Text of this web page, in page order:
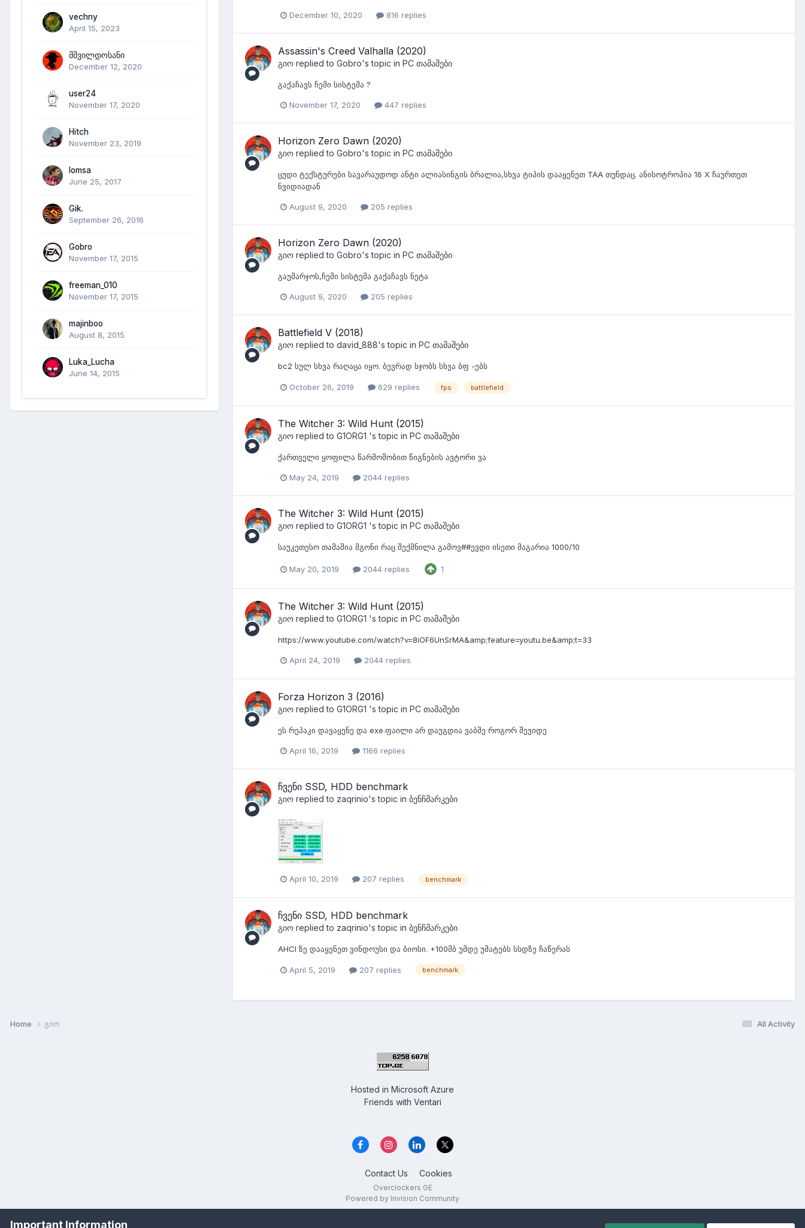
vechny
April 15, 2023
მშვილდოსანი
December 12, 2020
user24
November 17, 2020
Hitch
November 23, 2019
lomsa
June 25, 2017
Gik.
September 26, 2016
Gobro
November 17, 2015
freeman_010
November 17, 2015
majinboo
August 8, 2015
Luka_Lucha
June 14, 2015
December 10, 2020 816 replies
Assassin's Creed Valhalla (2020)
გიო replied to Gobro's topic in PC თამაშები
გაქაჩავს ჩემი სისტემა ?
November 17, 2020 447 replies
Horizon Zero Dawn (2020)
გიო replied to Gobro's topic in PC თამაშები
ცუდი ტექსტურები სავარაუდოდ ანტი ალიასინგის ბრალია,სხვა ტიპის დააყენეთ TAA თუნდაც. ანისოტროპია 16 X ჩაურთეთ
ნვიდიადან
August 9, 2020 205 replies
Horizon Zero Dawn (2020)
გიო replied to Gobro's topic in PC თამაშები
გაუმარჯოს,ჩემი სისტემა გაქაჩავს ნეტა
August 9, 2020 205 replies
Battlefield V (2018)
გიო replied to david_888's topic in PC თამაშები
bc2 სულ სხვა რაღაცა იყო. ბევრად სჯობს სხვა ბფ -ებს
October 26, 2019 629 replies fps battlefield
The Witcher 3: Wild Hunt (2015)
გიო replied to G1ORG1 's topic in PC თამაშები
ქართველი ყოფილა წარმოშობით წიგნების ავტორი ვა
May 24, 2019 2044 replies
The Witcher 3: Wild Hunt (2015)
გიო replied to G1ORG1 's topic in PC თამაშები
საუკეთესო თამაშია მგონი რაც შექმნილა გამოვ##ევდი ისეთი მაგარია 1000/10
May 20, 2019 2044 replies 1
The Witcher 3: Wild Hunt (2015)
გიო replied to G1ORG1 's topic in PC თამაშები
https://www.youtube.com/watch?v=8iOF6UnSrMA&amp;feature=youtu.be&amp;t=33
April 24, 2019 2044 replies
Forza Horizon 3 (2016)
გიო replied to G1ORG1 's topic in PC თამაშები
ეს რეპაკი დავაყენე და exe.ფაილი არ დაუგდია ვაბშე როგორ შევიდე
April 16, 2019 1166 replies
ჩვენი SSD, HDD benchmark
გიო replied to zaqrinio's topic in ბენჩმარკები
April 10, 2019 207 replies benchmark
ჩვენი SSD, HDD benchmark
გიო replied to zaqrinio's topic in ბენჩმარკები
AHCI ზე დააყენეთ ვინდოუსი და ბიოსი. +100მბ უმდე უმატებს სსდზე ჩაწერას
April 5, 2019 207 replies benchmark
All Activity
Home გიო
Hosted in Microsoft Azure
Friends with Ventari
Contact Us Cookies
Overclockers GE
Powered by Invision Community
Important Information